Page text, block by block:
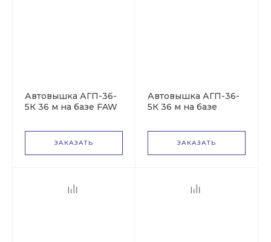
Автовышка АГП-36-
5К 36 м на базе FAW
ЗАКАЗАТЬ
Автовышка АГП-36-
5К 36 м на базе
ЗАКАЗАТЬ